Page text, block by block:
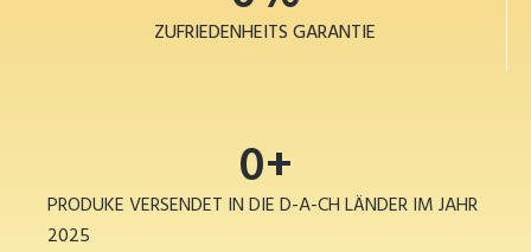
ZUFRIEDENHEITS GARANTIE
PRODUKE VERSENDET IN DIE D-A-CH LÄNDER IM JAHR
2025
0+